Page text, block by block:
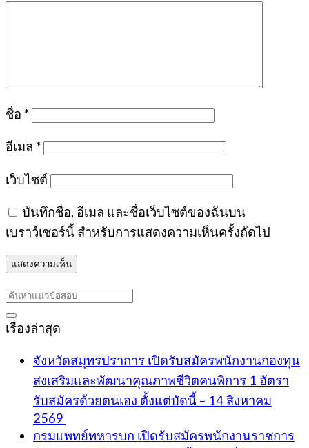
ชื่อ *
อีเมล *
เว็บไซต์
บันทึกชื่อ, อีเมล และชื่อเว็บไซต์ของฉันบน
เบราว์เซอร์นี้ สำหรับการแสดงความเห็นครั้งถัดไป
เรื่องล่าสุด
จังหวัดสมุทรปราการ เปิดรับสมัครพนักงานกองทุน
ส่งเสริมและพัฒนาคุณภาพชีวิตคนพิการ 1 อัตรา
รับสมัครด้วยตนเอง ตั้งแต่บัดนี้ – 14 สิงหาคม
2569
กรมแพทย์ทหารบก เปิดรับสมัครพนักงานราชการ